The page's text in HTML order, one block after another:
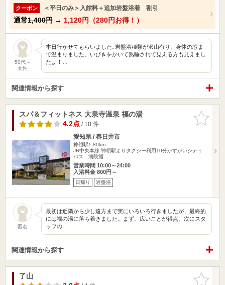
クーポン ＜平日のみ＞入館料＋追加岩盤浴着 割引
通常1,400円 → 1,120円（280円お得！）
50代～
女性
本日行かせてもらいました｡岩盤浴種類が沢山有り、身体の芯ま
で温まりました。いびきをかいて熟睡されて見える方も見えまし
たよ！…
関連情報から探す
お気に入
りに追加
スパ＆フィットネス 大泉寺温泉 福の湯
4.2点/ 18 件
愛知県 / 春日井市
神領駅1.80km
JR中央本線 神領駅よりタクシー利用10分かすがいシティ
バス 病院循…
営業時間 10:00～24:00
入浴料金 800円～
日帰り 岩盤浴
匿名
最初は近隣から少し遠方まで実にいろいろ行きましたが、最終的
には福の湯に落ち着きました。まず、広いことが得点、次にスタ
ッフの…
関連情報から探す
お気に入
了山